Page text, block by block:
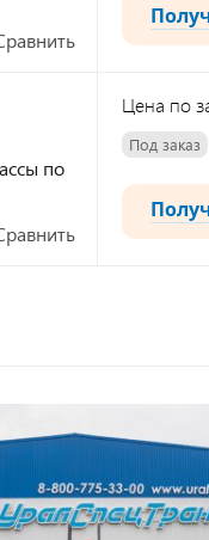
по
Цена по
Под заказ